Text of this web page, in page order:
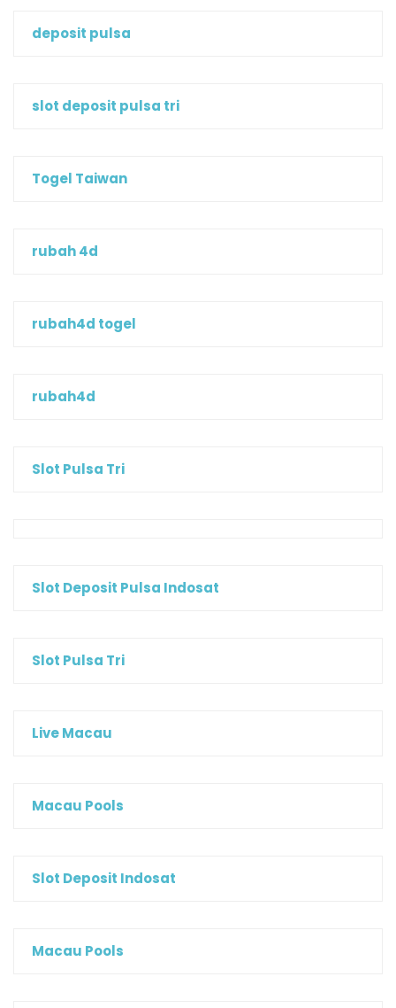
deposit pulsa
slot deposit pulsa tri
Togel Taiwan
rubah 4d
rubah4d togel
rubah4d
Slot Pulsa Tri
Slot Deposit Pulsa Indosat
Slot Pulsa Tri
Live Macau
Macau Pools
Slot Deposit Indosat
Macau Pools